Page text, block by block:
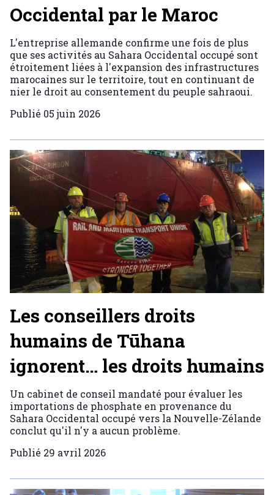
Occidental par le Maroc
L'entreprise allemande confirme une fois de plus
que ses activités au Sahara Occidental occupé sont
étroitement liées à l'expansion des infrastructures
marocaines sur le territoire, tout en continuant de
nier le droit au consentement du peuple sahraoui.
Publié 05 juin 2026
Les conseillers droits
humains de Tūhana
ignorent… les droits humains
Un cabinet de conseil mandaté pour évaluer les
importations de phosphate en provenance du
Sahara Occidental occupé vers la Nouvelle-Zélande
conclut qu'il n'y a aucun problème.
Publié 29 avril 2026